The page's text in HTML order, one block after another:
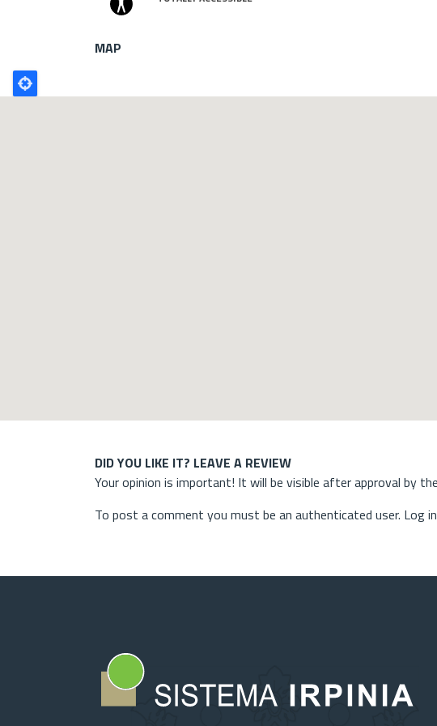
MAP
Poligono
GEO
DID YOU LIKE IT? LEAVE A REVIEW
Your opinion is important! It will be visible after approval by
To post a comment you must be an authenticated user. Log